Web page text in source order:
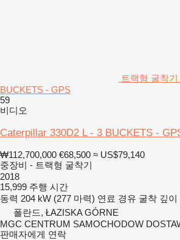
트랙형 굴착
BUCKETS - GPS
59
비디오
Caterpillar 330D2 L - 3 BUCKETS -
₩112,700,000 €68,500 ≈ US$79,140
중장비 - 트랙형 굴착기
2018
15,999 주행 시간
동력 204 kW (277 마력) 연료 경유 굴착 깊이
폴란드, ŁAZISKA GÓRNE
MGC CENTRUM SAMOCHODOW
판매자에게 연락